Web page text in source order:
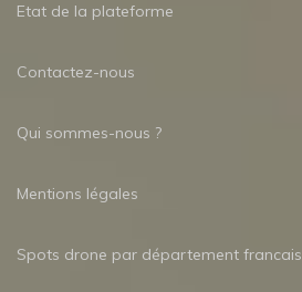
Etat de la plateforme
Contactez-nous
Qui sommes-nous ?
Mentions légales
Spots drone par département francais